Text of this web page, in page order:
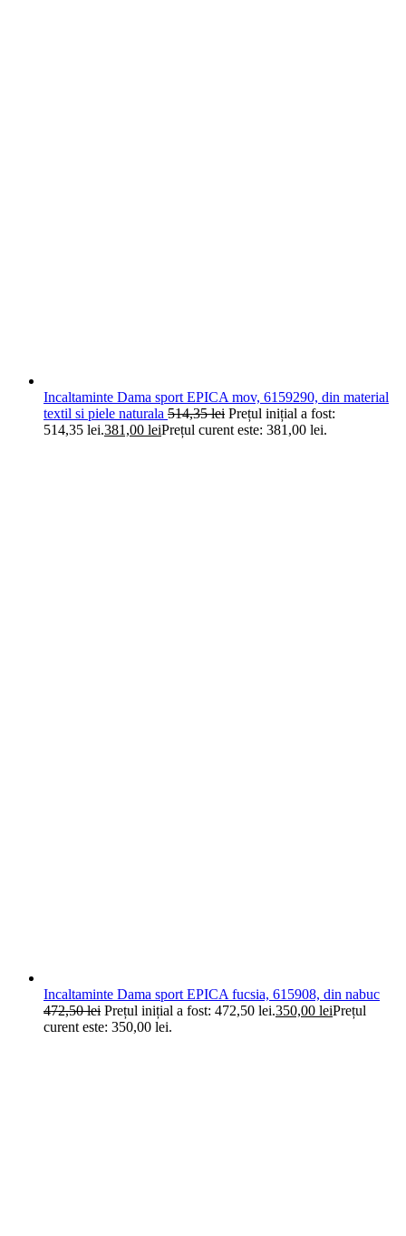
Incaltaminte Dama sport EPICA mov, 6159290, din material
textil si piele naturala 514,35lei Prețul inițial a fost:
514,35 lei.381,00 leiPrețul curent este: 381,00 lei.
Incaltaminte Dama sport EPICA fucsia, 615908, din nabuc
472,50lei Prețul inițial a fost: 472,50 lei.350,00 leiPrețul
curent este: 350,00 lei.